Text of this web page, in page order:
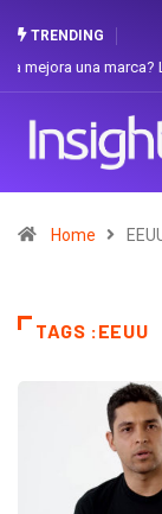
TRENDING
Gabriela Herrera y
Home
TAGS :EEUU